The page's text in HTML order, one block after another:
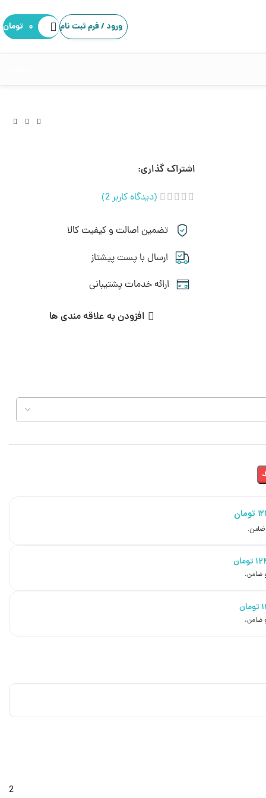
ورود / فرم ثبت نام ۰ تومان
اشتراک گذاری:
(دیدگاه کاربر2
)
تضمین اصالت و کیفیت کالا
ارسال با پست پیشتاز
ارائه خدمات پشتیبانی
افزودن به علاقه مندی ها
تومان
تومان
تومان
2